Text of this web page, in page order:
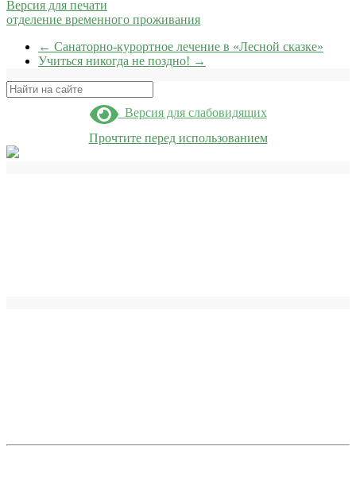
Версия для печати
отделение временного проживания
← Санаторно-курортное лечение в «Лесной сказке»
Учиться никогда не поздно! →
Поиск
Версия для слабовидящих
Прочтите перед использованием